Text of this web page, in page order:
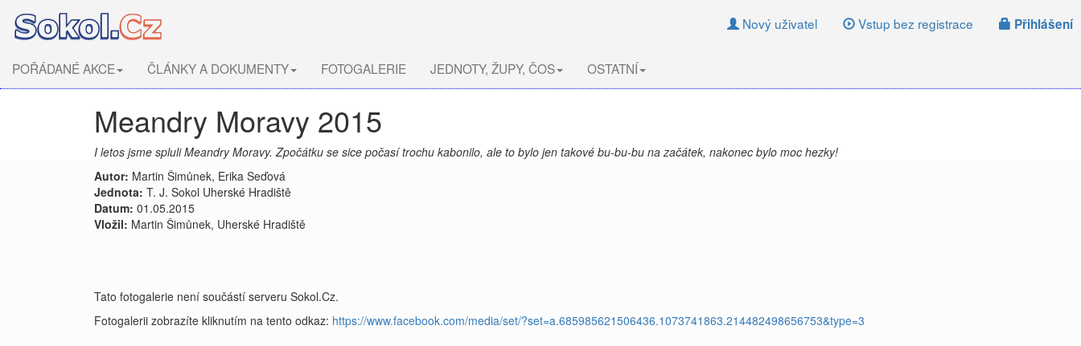
Nový uživatel Vstup bez registrace Přihlášení
POŘÁDANÉ AKCE ČLÁNKY A DOKUMENTY FOTOGALERIE JEDNOTY, ŽUPY, ČOS OSTATNÍ
Meandry Moravy 2015
I letos jsme spluli Meandry Moravy. Zpočátku se sice počasí trochu kabonilo, ale to bylo jen takové bu-bu-bu na začátek, nakonec bylo moc hezky!
Autor: Martin Šimůnek, Erika Seďová
Jednota: T. J. Sokol Uherské Hradiště
Datum: 01.05.2015
Vložil: Martin Šimůnek, Uherské Hradiště
Tato fotogalerie není součástí serveru Sokol.Cz.
Fotogalerii zobrazíte kliknutím na tento odkaz: https://www.facebook.com/media/set/?set=a.685985621506436.1073741863.214482498656753&type=3